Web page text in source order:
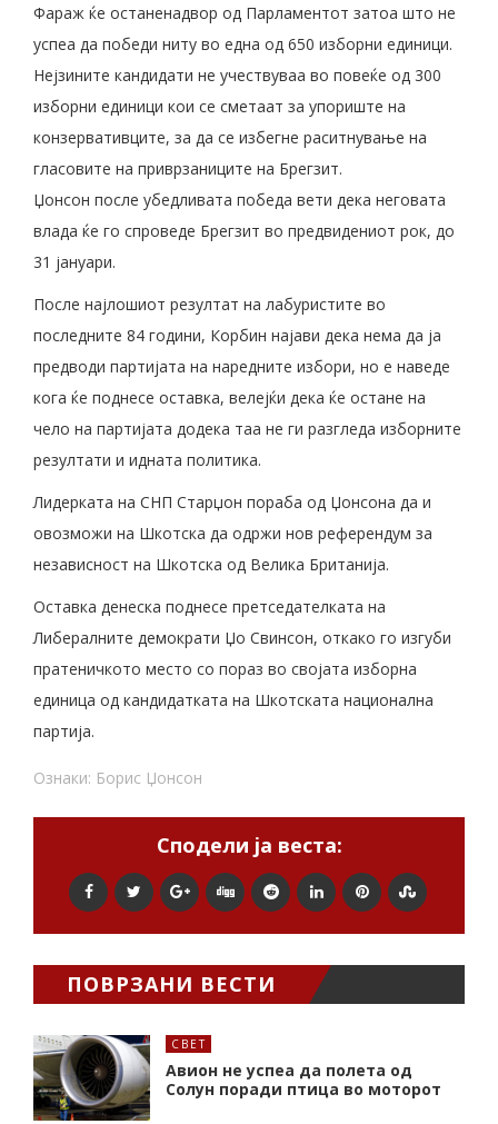
Фараж ќе останенадвор од Парламентот затоа што не
успеа да победи ниту во една од 650 изборни единици.
Нејзините кандидати не учествуваа во повеќе од 300
изборни единици кои се сметаат за упориште на
конзервативците, за да се избегне раситнување на
гласовите на приврзаниците на Брегзит.
Џонсон после убедливата победа вети дека неговата
влада ќе го спроведе Брегзит во предвидениот рок, до
31 јануари.
После најлошиот резултат на лабуристите во
последните 84 години, Корбин најави дека нема да ја
предводи партијата на наредните избори, но е наведе
кога ќе поднесе оставка, велејќи дека ќе остане на
чело на партијата додека таа не ги разгледа изборните
резултати и идната политика.
Лидерката на СНП Старџон пораба од Џонсона да и
овозможи на Шкотска да одржи нов референдум за
независност на Шкотска од Велика Британија.
Оставка денеска поднесе претседателката на
Либералните демократи Џо Свинсон, откако го изгуби
пратеничкото место со пораз во својата изборна
единица од кандидатката на Шкотската национална
партија.
Ознаки: Борис Џонсон
Сподели ја веста:
ПОВРЗАНИ ВЕСТИ
СВЕТ
Авион не успеа да полета од
Солун поради птица во моторот